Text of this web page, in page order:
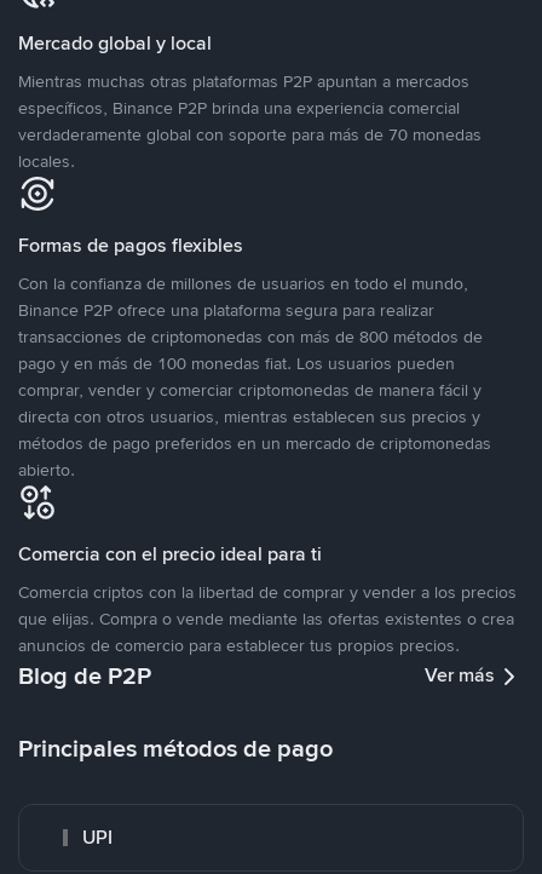
Mercado global y local
Mientras muchas otras plataformas P2P apuntan a mercados
específicos, Binance P2P brinda una experiencia comercial
verdaderamente global con soporte para más de 70 monedas
locales.
Formas de pagos flexibles
Con la confianza de millones de usuarios en todo el mundo,
Binance P2P ofrece una plataforma segura para realizar
transacciones de criptomonedas con más de 800 métodos de
pago y en más de 100 monedas fiat. Los usuarios pueden
comprar, vender y comerciar criptomonedas de manera fácil y
directa con otros usuarios, mientras establecen sus precios y
métodos de pago preferidos en un mercado de criptomonedas
abierto.
Comercia con el precio ideal para ti
Comercia criptos con la libertad de comprar y vender a los precios
que elijas. Compra o vende mediante las ofertas existentes o crea
anuncios de comercio para establecer tus propios precios.
Blog de P2P Ver más
Principales métodos de pago
UPI